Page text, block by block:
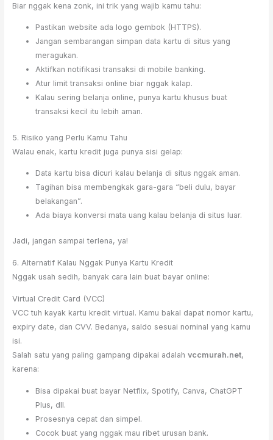
Biar nggak kena zonk, ini trik yang wajib kamu tahu:
Pastikan website ada logo gembok (HTTPS).
Jangan sembarangan simpan data kartu di situs yang
meragukan.
Aktifkan notifikasi transaksi di mobile banking.
Atur limit transaksi online biar nggak kalap.
Kalau sering belanja online, punya kartu khusus buat
transaksi kecil itu lebih aman.
5. Risiko yang Perlu Kamu Tahu
Walau enak, kartu kredit juga punya sisi gelap:
Data kartu bisa dicuri kalau belanja di situs nggak aman.
Tagihan bisa membengkak gara-gara “beli dulu, bayar
belakangan”.
Ada biaya konversi mata uang kalau belanja di situs luar.
Jadi, jangan sampai terlena, ya!
6. Alternatif Kalau Nggak Punya Kartu Kredit
Nggak usah sedih, banyak cara lain buat bayar online:
Virtual Credit Card (VCC)
VCC tuh kayak kartu kredit virtual. Kamu bakal dapat nomor kartu,
expiry date, dan CVV. Bedanya, saldo sesuai nominal yang kamu
isi.
Salah satu yang paling gampang dipakai adalah vccmurah.net,
karena:
Bisa dipakai buat bayar Netflix, Spotify, Canva, ChatGPT
Plus, dll.
Prosesnya cepat dan simpel.
Cocok buat yang nggak mau ribet urusan bank.